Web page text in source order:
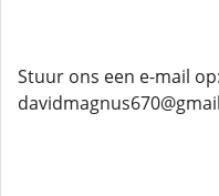
Stuur ons een e-mail